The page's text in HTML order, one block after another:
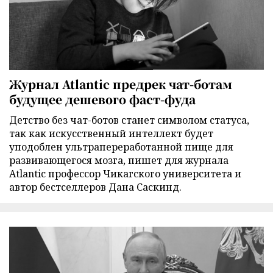
Журнал Atlantic предрек чат-ботам
будущее дешевого фаст-фуда
Детство без чат-ботов станет символом статуса,
так как искусственный интеллект будет
уподоблен ультрапереработанной пище для
развивающегося мозга, пишет для журнала
Atlantic профессор Чикагского университета и
автор бестселлеров Дана Саскинд.